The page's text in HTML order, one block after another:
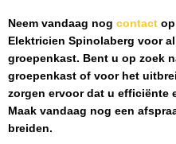
Neem vandaag nog contact
Elektricien Spinolaberg voor
groepenkast. Bent u op zoek
groepenkast of voor het
zorgen ervoor dat u efficiënte
Maak vandaag nog een
breiden.